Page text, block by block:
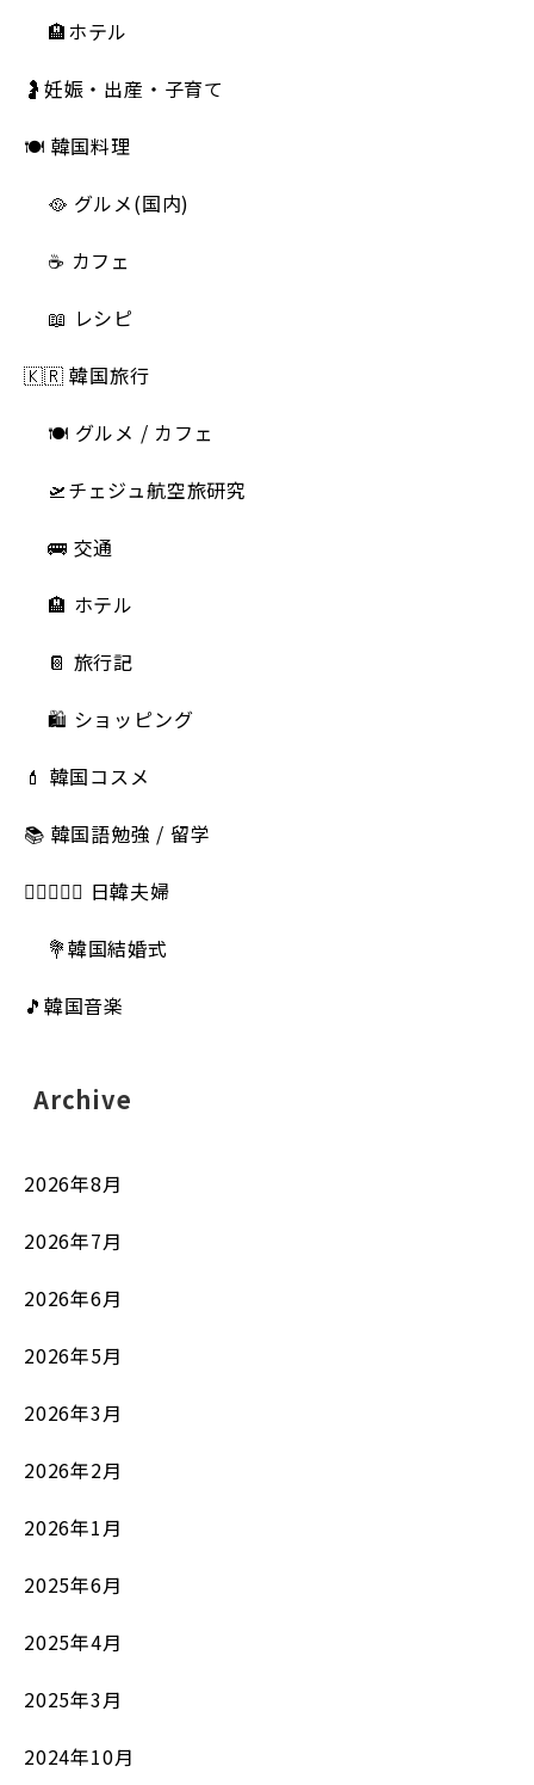
🏨ホテル
🤰妊娠・出産・子育て
🍽 韓国料理
🥘 グルメ(国内)
☕️ カフェ
📖 レシピ
🇰🇷 韓国旅行
🍽 グルメ / カフェ
🛫チェジュ航空旅研究
🚌 交通
🏨 ホテル
📔 旅行記
🛍️ ショッピング
💄 韓国コスメ
📚 韓国語勉強 / 留学
👩🏻‍❤️‍👨🏻 日韓夫婦
💐韓国結婚式
🎵韓国音楽
Archive
2026年8月
2026年7月
2026年6月
2026年5月
2026年3月
2026年2月
2026年1月
2025年6月
2025年4月
2025年3月
2024年10月